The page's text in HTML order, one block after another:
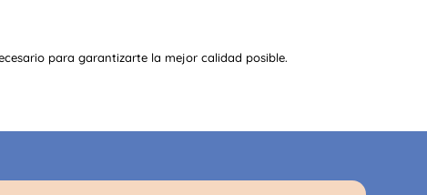
para garantizarte la mejor calidad posible.